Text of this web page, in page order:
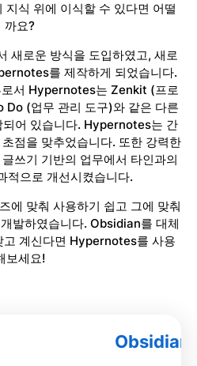
지식 위에 이식할 수 있다면 어떨
까요?
새로운 방식을 도입하였고, 새로
를 제작하게 되었습니다.
서 Hypernotes는 Zenkit (프로
(업무 관리 도구)와 같은 다른
어 있습니다. Hypernotes는 간
점을 맞추었습니다. 또한 강력한
쓰기 기반의 업무에서 타인과의
적으로 개선시켰습니다.
에 맞춰 사용하기 쉽고 그에 맞춰
발하였습니다. Obsidian를 대체
고 계신다면 Hypernotes를 사용
보세요!
Obsidian